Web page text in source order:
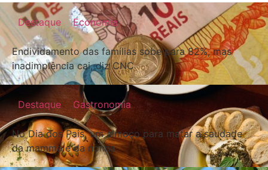
Destaque Economia
Endividamento das famílias sobe para 82%, mas
inadimplência cai, diz CNC
Destaque Gastronomia
No Dia dos Pais, um almoço para matar a saudade
da mamma e da nonna